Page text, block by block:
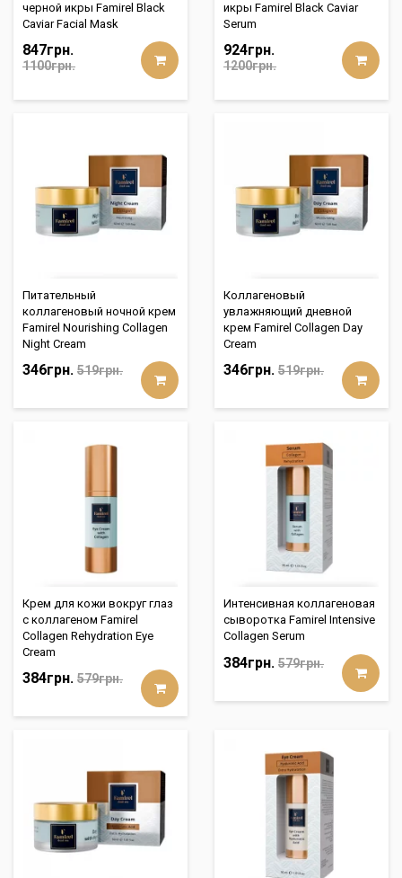
черной икры Famirel Black
Caviar Facial Mask
847грн.
1100грн.
икры Famirel Black Caviar
Serum
924грн.
1200грн.
Питательный
коллагеновый ночной крем
Famirel Nourishing Collagen
Night Cream
346грн. 519грн.
Коллагеновый
увлажняющий дневной
крем Famirel Collagen Day
Cream
346грн. 519грн.
Крем для кожи вокруг глаз
с коллагеном Famirel
Collagen Rehydration Eye
Cream
384грн. 579грн.
Интенсивная коллагеновая
сыворотка Famirel Intensive
Collagen Serum
384грн. 579грн.